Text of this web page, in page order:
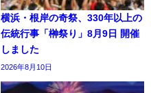
横浜・根岸の奇祭、330年以上の
伝統行事「榊祭り」8月9日 開催
しました
2026年8月10日